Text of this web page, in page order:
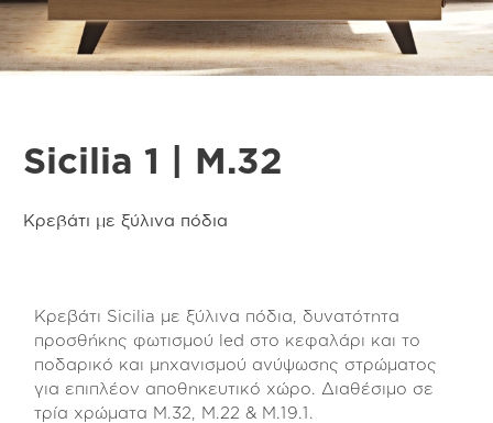
Sicilia 1 | M.32
Κρεβάτι με ξύλινα πόδια
Κρεβάτι Sicilia με ξύλινα πόδια, δυνατότητα
προσθήκης φωτισμού led στο κεφαλάρι και το
ποδαρικό και μηχανισμού ανύψωσης στρώματος
για επιπλέον αποθηκευτικό χώρο. Διαθέσιμο σε
τρία χρώματα Μ.32, Μ.22 & Μ.19.1.